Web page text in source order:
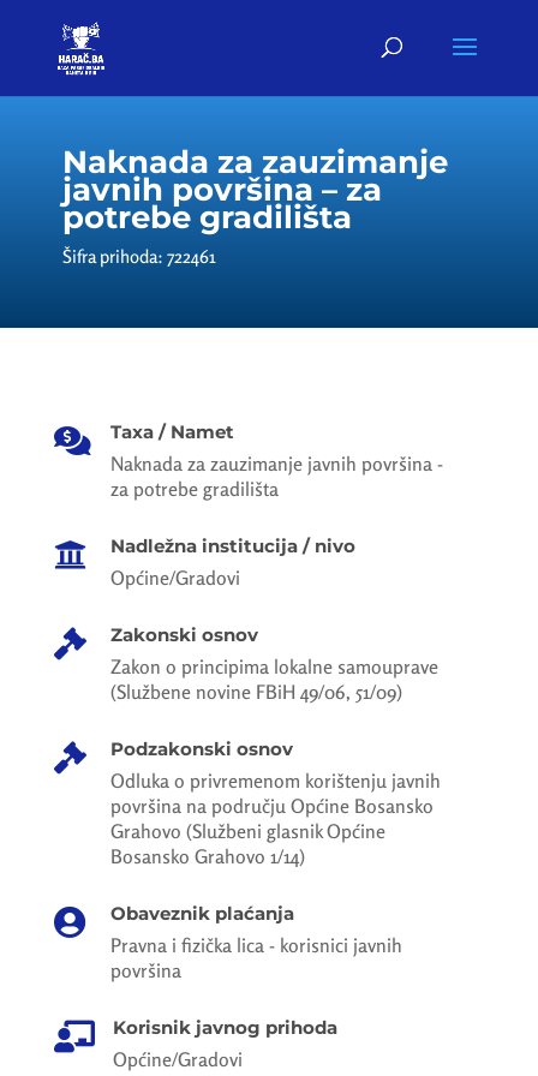
Naknada za zauzimanje
javnih površina – za
potrebe gradilišta
Šifra prihoda: 722461
 Taxa / Namet
Naknada za zauzimanje javnih površina -
za potrebe gradilišta
 Nadležna institucija / nivo
Općine/Gradovi
 Zakonski osnov
Zakon o principima lokalne samouprave
(Službene novine FBiH 49/06, 51/09)
 Podzakonski osnov
Odluka o privremenom korištenju javnih
površina na području Općine Bosansko
Grahovo (Službeni glasnik Općine
Bosansko Grahovo 1/14)
 Obaveznik plaćanja
Pravna i fizička lica - korisnici javnih
površina
 Korisnik javnog prihoda
Općine/Gradovi